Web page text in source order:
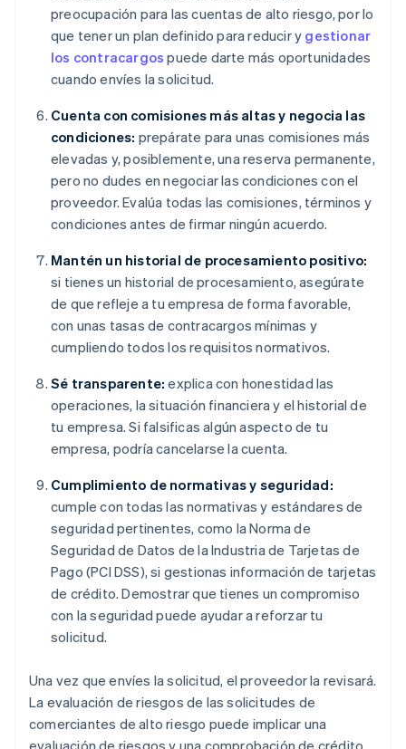
preocupación para las cuentas de alto riesgo, por lo
que tener un plan definido para reducir y gestionar
los contracargos puede darte más oportunidades
cuando envíes la solicitud.
Cuenta con comisiones más altas y negocia las
condiciones: prepárate para unas comisiones más
elevadas y, posiblemente, una reserva permanente,
pero no dudes en negociar las condiciones con el
proveedor. Evalúa todas las comisiones, términos y
condiciones antes de firmar ningún acuerdo.
Mantén un historial de procesamiento positivo:
si tienes un historial de procesamiento, asegúrate
de que refleje a tu empresa de forma favorable,
con unas tasas de contracargos mínimas y
cumpliendo todos los requisitos normativos.
Sé transparente: explica con honestidad las
operaciones, la situación financiera y el historial de
tu empresa. Si falsificas algún aspecto de tu
empresa, podría cancelarse la cuenta.
Cumplimiento de normativas y seguridad:
cumple con todas las normativas y estándares de
seguridad pertinentes, como la Norma de
Seguridad de Datos de la Industria de Tarjetas de
Pago (PCI DSS), si gestionas información de tarjetas
de crédito. Demostrar que tienes un compromiso
con la seguridad puede ayudar a reforzar tu
solicitud.
Una vez que envíes la solicitud, el proveedor la revisará.
La evaluación de riesgos de las solicitudes de
comerciantes de alto riesgo puede implicar una
evaluación de riesgos y una comprobación de crédito.